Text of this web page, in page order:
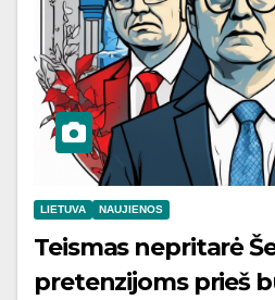
LIETUVA NAUJIENOS
Teismas nepritarė
pretenzijoms prieš